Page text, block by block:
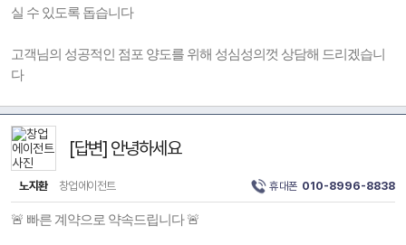
실 수 있도록 돕습니다
고객님의 성공적인 점포 양도를 위해 성심성의껏 상담해 드리겠습니
다
[답변] 안녕하세요
노지환 창업에이전트 휴대폰 010-8996-8838
🚨 빠른 계약으로 약속드립니다 🚨